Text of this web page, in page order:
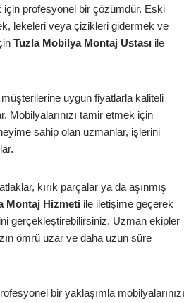
için profesyonel bir çözümdür. Eski
lekeleri veya çizikleri gidermek ve
Tuzla Mobilya Montaj Ustası ile
uygun fiyatlarla kaliteli
Mobilyalarınızı tamir etmek için
sahip olan uzmanlar, işlerini
kırık parçalar ya da aşınmış
Montaj Hizmeti ile iletişime geçerek
gerçekleştirebilirsiniz. Uzman ekipler
ömrü uzar ve daha uzun süre
bir yaklaşımla mobilyalarınızı